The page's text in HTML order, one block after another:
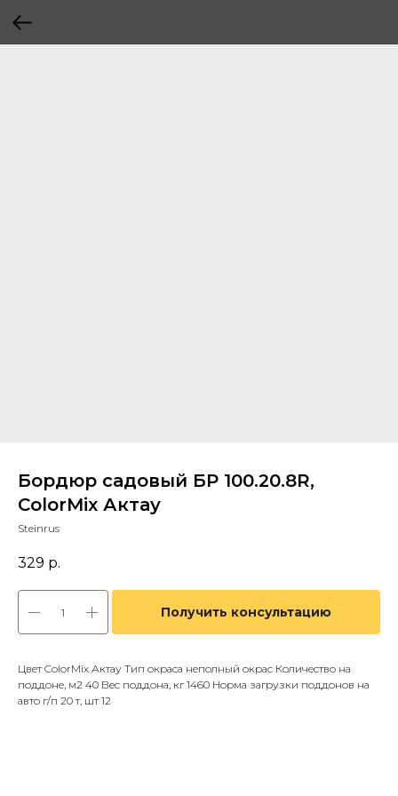
Бордюр садовый БР 100.20.8R,
ColorMix Актау
Steinrus
329 р.
Получить консультацию
Цвет ColorMix Актау Тип окраса неполный окрас Количество на
поддоне, м2 40 Вес поддона, кг 1460 Норма загрузки поддонов на
авто г/п 20 т, шт 12